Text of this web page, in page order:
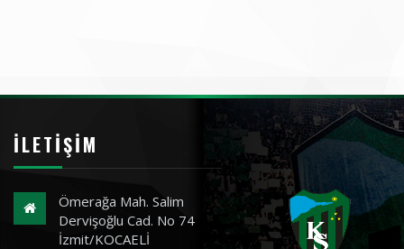
İLETIŞIM
Ömerağa Mah. Salim
Dervişoğlu Cad. No 74
İzmit/KOCAELİ